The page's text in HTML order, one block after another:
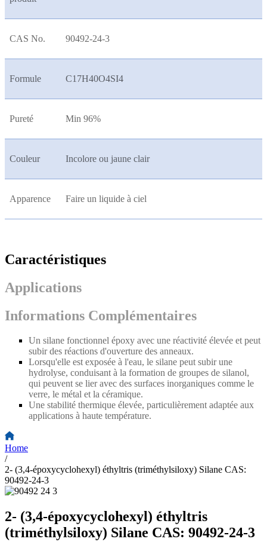
CAS No. 90492-24-3
Formule C17H40O4SI4
Pureté Min 96%
Couleur Incolore ou jaune clair
Apparence Faire un liquide à ciel
Caractéristiques
Applications
Informations Complémentaires
Un silane fonctionnel époxy avec une réactivité élevée et peut
subir des réactions d'ouverture des anneaux.
Lorsqu'elle est exposée à l'eau, le silane peut subir une
hydrolyse, conduisant à la formation de groupes de silanol,
qui peuvent se lier avec des surfaces inorganiques comme le
verre, le métal et la céramique.
Une stabilité thermique élevée, particulièrement adaptée aux
applications à haute température.
Home
/
2- (3,4-époxycyclohexyl) éthyltris (triméthylsiloxy) Silane CAS:
90492-24-3
2- (3,4-époxycyclohexyl) éthyltris
(triméthylsiloxy) Silane CAS: 90492-24-3